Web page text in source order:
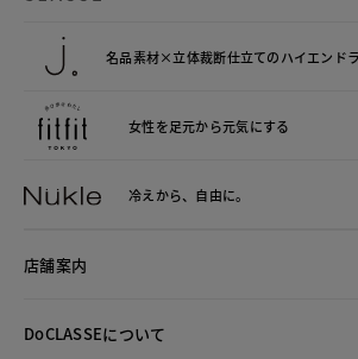
名品素材×立体裁断仕立てのハイエンド
女性を足元から元気にする
冷えから、 自由に。
店舗案内
DoCLASSEについて